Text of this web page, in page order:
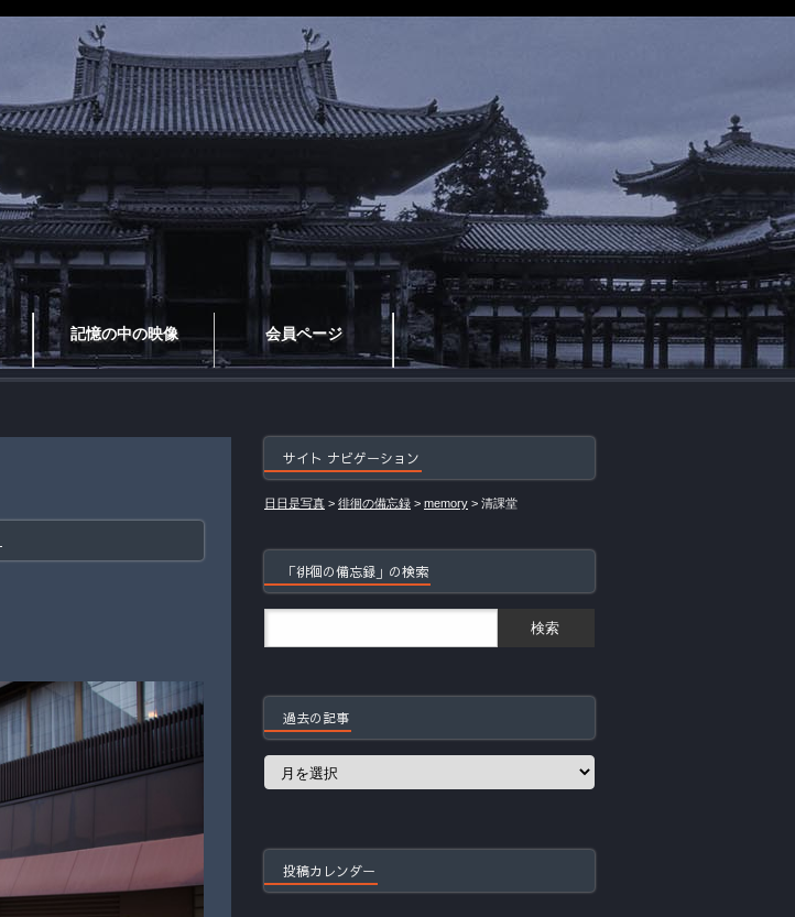
記憶の中の映像 会員ページ
サイト ナビゲーション
日日是写真 > 徘徊の備忘録 > memory > 清課堂
「徘徊の備忘録」の検索
過去の記事
過
投稿カレンダー